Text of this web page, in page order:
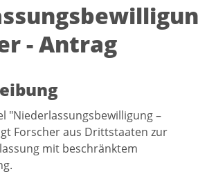
- Antrag
"Niederlassungsbewilligung –
Forscher aus Drittstaaten zur
mit beschränktem